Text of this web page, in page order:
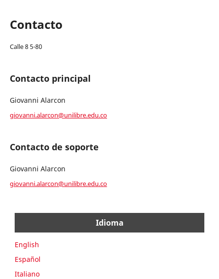
Contacto
Calle 8 5-80
Contacto principal
Giovanni Alarcon
giovanni.alarcon@unilibre.edu.co
Contacto de soporte
Giovanni Alarcon
giovanni.alarcon@unilibre.edu.co
Idioma
English
Español
Italiano